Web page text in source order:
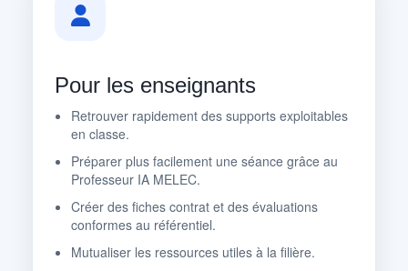
Pour les enseignants
Retrouver rapidement des supports exploitables
en classe.
Préparer plus facilement une séance grâce au
Professeur IA MELEC.
Créer des fiches contrat et des évaluations
conformes au référentiel.
Mutualiser les ressources utiles à la filière.